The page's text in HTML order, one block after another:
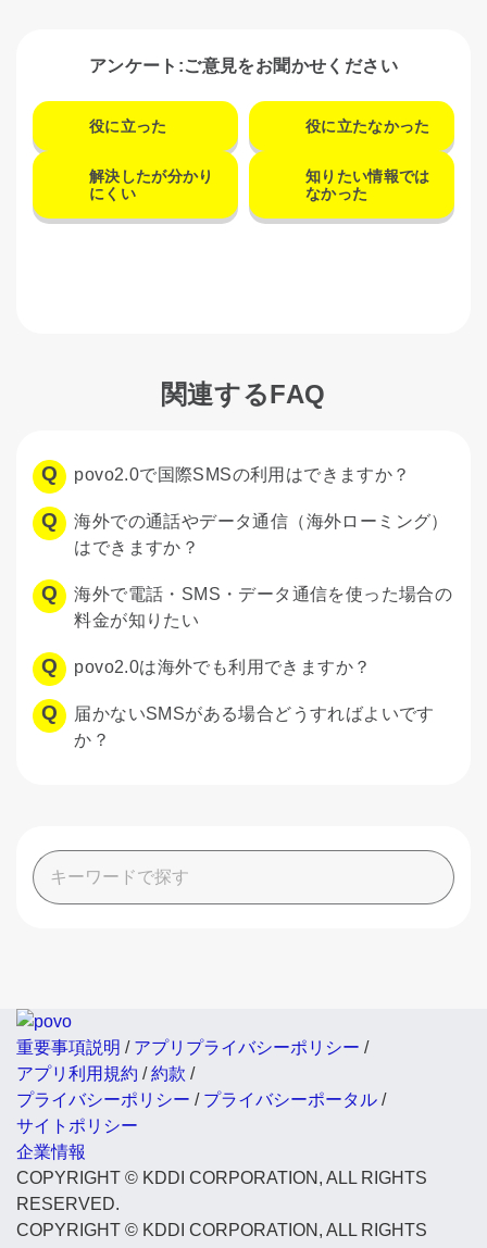
アンケート:ご意見をお聞かせください
役に立った 役に立たなかった
解決したが分かり
にくい
知りたい情報では
なかった
関連するFAQ
povo2.0で国際SMSの利用はできますか？
海外での通話やデータ通信（海外ローミング）
はできますか？
海外で電話・SMS・データ通信を使った場合の
料金が知りたい
povo2.0は海外でも利用できますか？
届かないSMSがある場合どうすればよいです
か？
重要事項説明 / アプリプライバシーポリシー /
アプリ利用規約 /約款 /
プライバシーポリシー / プライバシーポータル /
サイトポリシー
企業情報
COPYRIGHT © KDDI CORPORATION, ALL RIGHTS
RESERVED.
COPYRIGHT © KDDI CORPORATION, ALL RIGHTS